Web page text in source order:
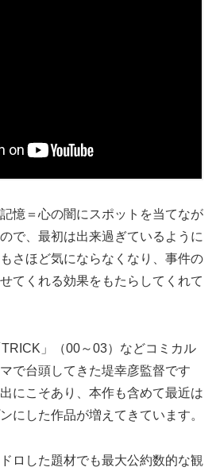
憶＝心の闇にスポットを当てなが
で、最初は出来過ぎているように
さほど気にならなくなり、事件の
てくれる効果をもたらしてくれて
TRICK」（00～03）などコミカル
で台頭してきた堤幸彦監督です
にこそあり、本作も含めて最近は
にした作品が増えてきています。
ロした題材でも最大公約数的な観